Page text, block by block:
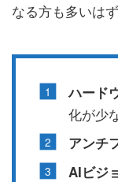
なる方も多いは
ハード
化が少
アンチ
AIビジ